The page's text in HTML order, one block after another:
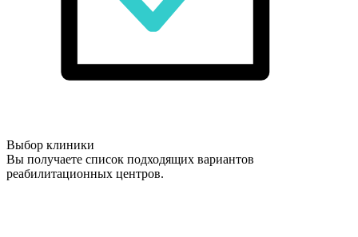
Выбор клиники
Вы получаете список подходящих вариантов
реабилитационных центров.